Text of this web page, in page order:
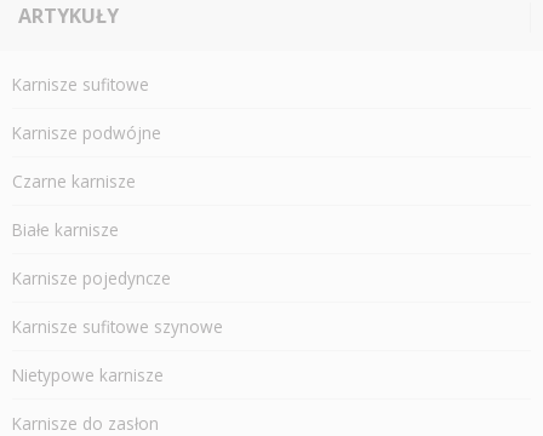
ARTYKUŁY
Karnisze sufitowe
Karnisze podwójne
Czarne karnisze
Białe karnisze
Karnisze pojedyncze
Karnisze sufitowe szynowe
Nietypowe karnisze
Karnisze do zasłon